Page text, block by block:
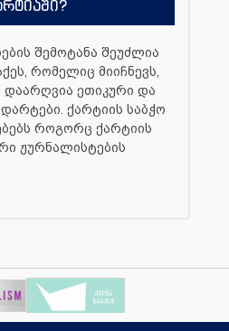
შემოტანა შეუძლია
რომელიც მიიჩნევს,
ეთიკური და
ქარტიის საბჭო
როგორც ქარტიის
ჟურნალისტების